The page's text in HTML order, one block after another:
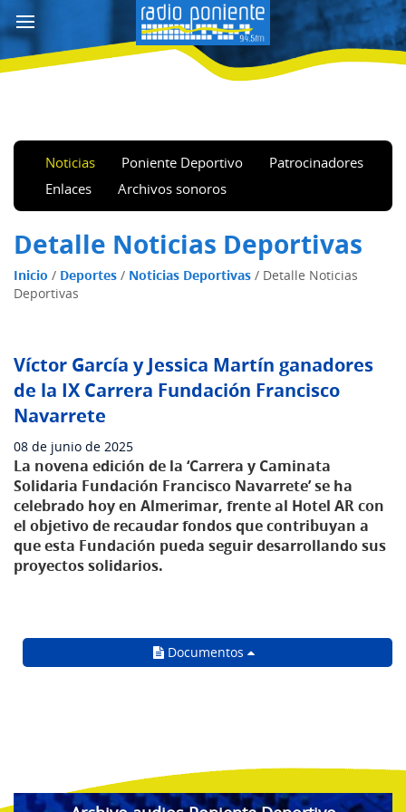
Noticias Poniente Deportivo
Patrocinadores
Enlaces
Archivos sonoros
Detalle Noticias Deportivas
Inicio / Deportes / Noticias Deportivas / Detalle Noticias
Deportivas
Víctor García y Jessica Martín ganadores
de la IX Carrera Fundación Francisco
Navarrete
08 de junio de 2025
La novena edición de la ‘Carrera y Caminata
Solidaria Fundación Francisco Navarrete’ se ha
celebrado hoy en Almerimar, frente al Hotel AR con
el objetivo de recaudar fondos que contribuyan a
que esta Fundación pueda seguir desarrollando sus
proyectos solidarios.
Documentos